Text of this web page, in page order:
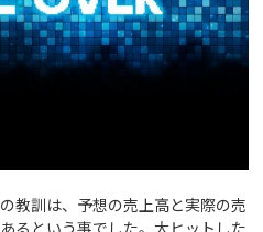
教訓は、予想の売上高と実際の売
るという事でした。大ヒットした